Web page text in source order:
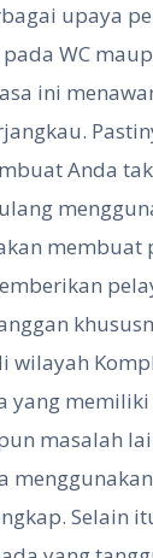
upaya
WC
ini
Anda
membuat
wilayah
yang
masalah
Selain